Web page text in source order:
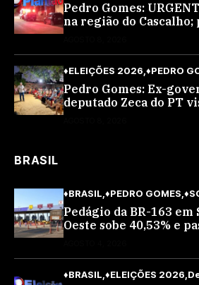
Pedro Gomes:
na região do
♦ELEIÇÕES 2026 ♦PEDRO
Pedro Gomes: Ex-
deputado Zeca do PT
BRASIL
♦BRASIL ♦PEDRO GOMES
Pedágio da BR-163 em
Oeste sobe 40,53% e
♦BRASIL ♦ELEIÇÕES 2026